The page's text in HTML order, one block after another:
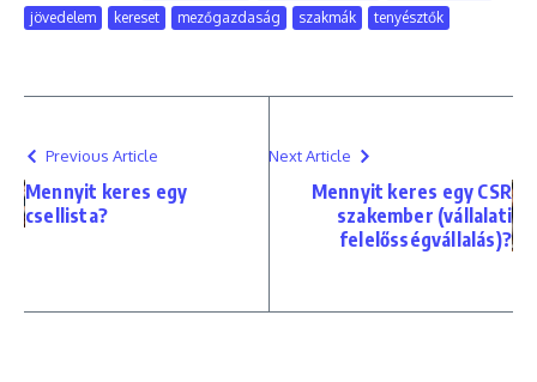
jövedelem
kereset mezőgazdaság szakmák tenyésztők
Previous Article
Mennyit keres egy
csellista?
Next Article
Mennyit keres egy CSR
szakember (vállalati
felelősségvállalás)?